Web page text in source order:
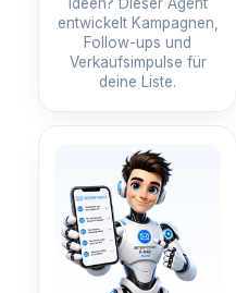
entwickelt Kampagnen,
Follow-ups und
Verkaufsimpulse für
deine Liste.